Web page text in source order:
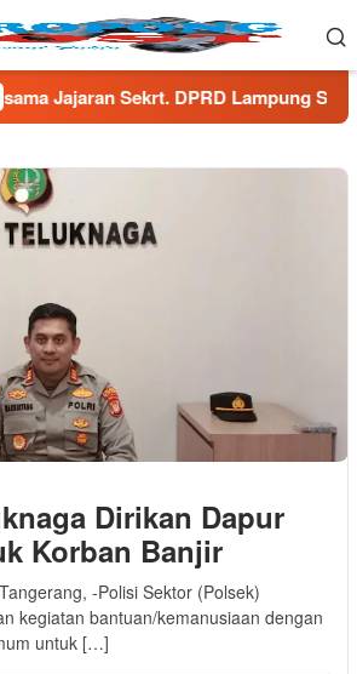
Lampung Selatan Menaker
Dirikan Dapur
Korban Banjir
-Polisi Sektor (Polsek)
kegiatan bantuan/kemanusiaan dengan
untuk […]